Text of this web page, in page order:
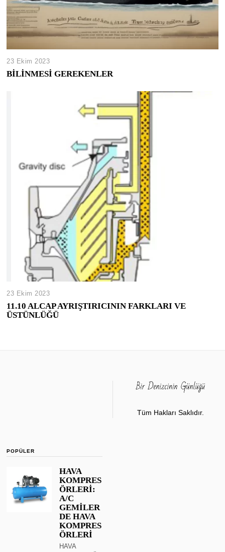
23 Ekim 2023
BİLİNMESİ GEREKENLER
23 Ekim 2023
11.10 ALCAP AYRIŞTIRICININ FARKLARI VE
ÜSTÜNLÜĞÜ
Tüm Hakları Saklıdır.
POPÜLER
HAVA
KOMPRES
ÖRLERİ:
A/C
GEMİLER
DE HAVA
KOMPRES
ÖRLERİ
HAVA